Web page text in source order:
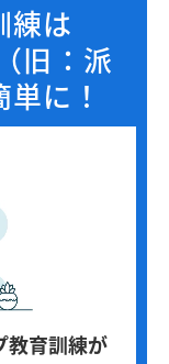
練は
旧：派
に！
教育訓練が